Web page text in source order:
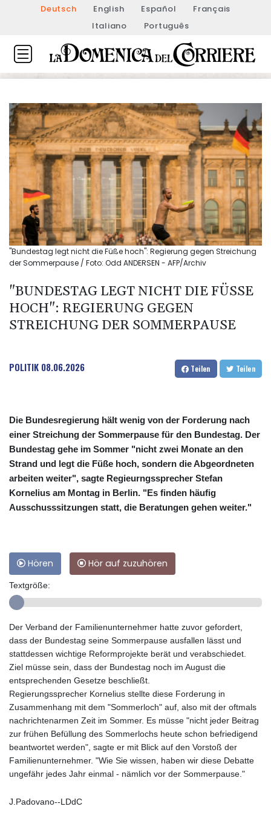
Deutsch English Español
Français
Italiano
Português
"Bundestag legt nicht die Füße hoch": Regierung gegen Streichung
der Sommerpause / Foto: Odd ANDERSEN - AFP/Archiv
"BUNDESTAG LEGT NICHT DIE FÜSSE H
OCH": REGIERUNG GEGEN S
TREICHUNG DER SOMMERPAUSE
POLITIK 08.06.2026 Teilen Teilen
Die Bundesregierung hält wenig von der Forderung nach
einer Streichung der Sommerpause für den Bundestag. Der
Bundestag gehe im Sommer "nicht zwei Monate an den
Strand und legt die Füße hoch, sondern die Abgeordneten
arbeiten weiter", sagte Regieurngssprecher Stefan
Kornelius am Montag in Berlin. "Es finden häufig
Ausschusssitzungen statt, die Beratungen gehen weiter."
Hören Hör auf zuzuhören
Textgröße:
Der Verband der Familienunternehmer hatte zuvor gefordert,
dass der Bundestag seine Sommerpause ausfallen lässt und
stattdessen wichtige Reformprojekte berät und verabschiedet.
Ziel müsse sein, dass der Bundestag noch im August die
entsprechenden Gesetze beschließt.
Regierungssprecher Kornelius stellte diese Forderung in
Zusammenhang mit dem "Sommerloch" auf, also mit der oftmals
nachrichtenarmen Zeit im Sommer. Es müsse "nicht jeder Beitrag
zur frühen Befüllung des Sommerlochs heute schon befriedigend
beantwortet werden", sagte er mit Blick auf den Vorstoß der
Familienunternehmer. "Wie Sie wissen, haben wir diese Debatte
ungefähr jedes Jahr einmal - nämlich vor der Sommerpause."
J.Padovano--LDdC